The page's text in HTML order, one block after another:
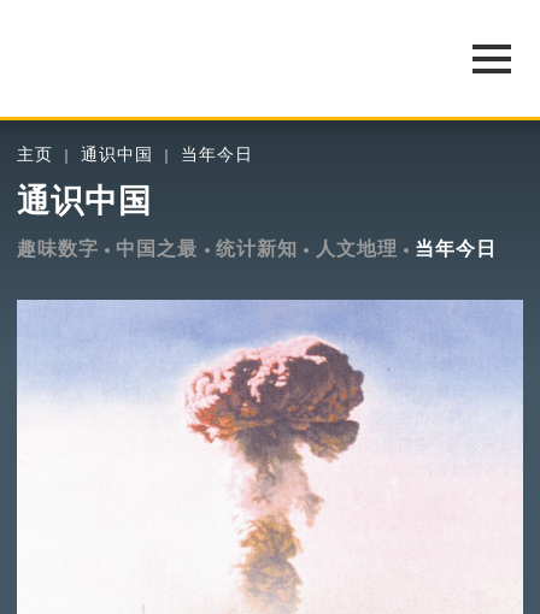
主页 通识中国 当年今日
通识中国
趣味数字 中国之最 统计新知 人文地理 当年今日